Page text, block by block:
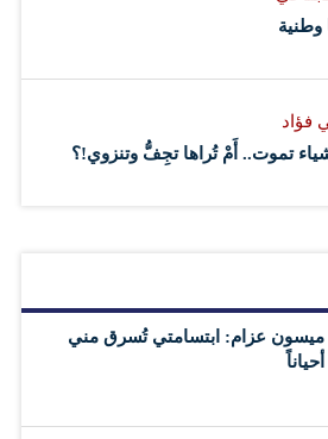
وطنية
فؤاد
تموت.. أَمْ تُراها تجِفُّ وتنزوي!؟
ميسون عزام: ابتسامتي تُسرق مني
أحياناً